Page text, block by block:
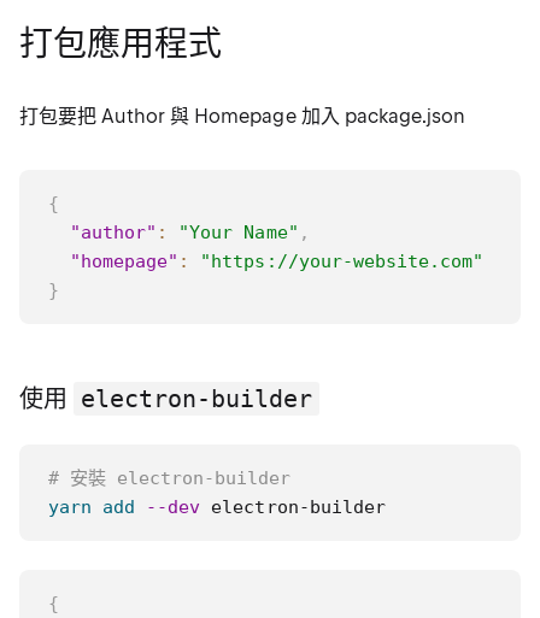
打包應用程式
打包要把 Author 與 Homepage 加入 package.json
{
"author" : "Your Name" ,
"homepage" :
"https://your-website.com"
}
使用 electron-builder
# 安裝 electron-builder
yarn
add --dev electron-builder
{